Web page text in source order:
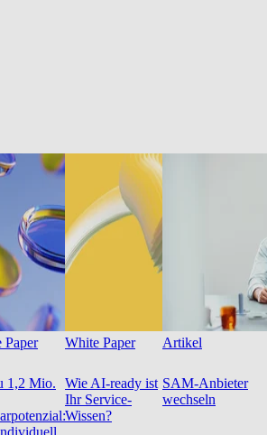
Paper
1,2 Mio.
White Paper
Wie AI-ready ist
Ihr Service-
Wissen?
Artikel
SAM-Anbieter
wechseln